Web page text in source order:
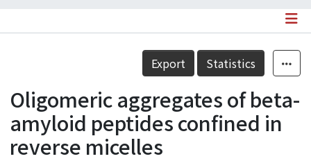
Statistics
Details
Export Statistics
Oligomeric aggregates of beta-
amyloid peptides confined in
reverse micelles